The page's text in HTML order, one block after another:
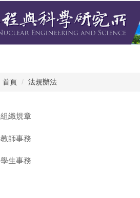
首頁 法規辦法
組織規章
教師事務
學生事務